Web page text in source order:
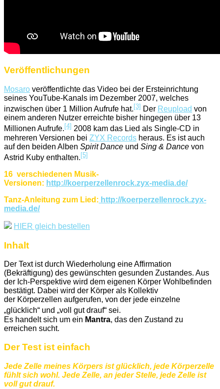
Veröffentlichungen
Mosaro veröffentlichte das Video bei der Ersteinrichtung
seines YouTube-Kanals im Dezember 2007, welches
inzwischen über 1 Million Aufrufe hat. [3] Der Reupload von
einem anderen Nutzer erreichte bisher hingegen über 13
Millionen Aufrufe. [4] 2008 kam das Lied als Single-CD in
mehreren Versionen bei ZYX Records heraus. Es ist auch
auf den beiden Alben Spirit Dance und Sing & Dance von
Astrid Kuby enthalten.[5]
16 verschiedenen Musik-
Versionen: http://koerperzellenrock.zyx-media.de/
Tanz-Anleitung zum Lied: http://koerperzellenrock.zyx-
media.de/
HIER gleich bestellen
Inhalt
Der Text ist durch Wiederholung eine Affirmation
(Bekräftigung) des gewünschten gesunden Zustandes. Aus
der Ich-Perspektive wird dem eigenen Körper Wohlbefinden
bestätigt. Dabei wird der Körper als Kollektiv
der Körperzellen aufgerufen, von der jede einzelne
„glücklich“ und „voll gut drauf“ sei.
Es handelt sich um ein Mantra, das den Zustand zu
erreichen sucht.
Der Test ist einfach
Jede Zelle meines Körpers ist glücklich, jede Körperzelle
fühlt sich wohl. Jede Zelle, an jeder Stelle, jede Zelle ist
voll gut drauf.